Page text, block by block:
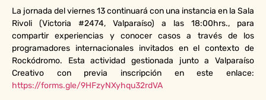
La jornada del viernes 13 continuará con una instancia en la Sala
Rivoli (Victoria #2474, Valparaíso) a las 18:00hrs., para
compartir experiencias y conocer casos a través de los
programadores internacionales invitados en el contexto de
Rockódromo. Esta actividad gestionada junto a Valparaíso
Creativo con previa inscripción en este enlace:
https://forms.gle/9HFzyNXyhqu32rdVA